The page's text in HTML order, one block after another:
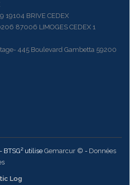
BRIVE CEDEX
87006 LIMOGES CEDEX 1
445 Boulevard Gambetta 59200
- BTSG² utilise Gemarcur © - Données
Log